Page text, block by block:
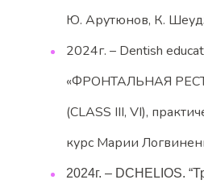
Ю. Арутюнов, К.
2024г. – Dentish
«ФРОНТАЛЬНАЯ
(CLASS III, VI),
курс Марии
2024г. – DCHELIOS.